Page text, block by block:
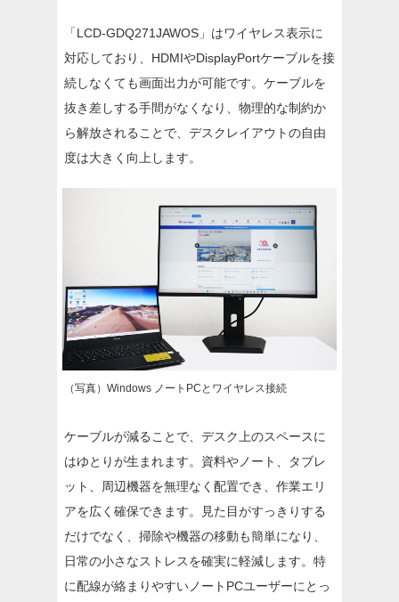
「LCD-GDQ271JAWOS」はワイヤレス表示に
対応しており、HDMIやDisplayPortケーブルを接
続しなくても画面出力が可能です。ケーブルを
抜き差しする手間がなくなり、物理的な制約か
ら解放されることで、デスクレイアウトの自由
度は大きく向上します。
（写真）Windows ノートPCとワイヤレス接続
ケーブルが減ることで、デスク上のスペースに
はゆとりが生まれます。資料やノート、タブレ
ット、周辺機器を無理なく配置でき、作業エリ
アを広く確保できます。見た目がすっきりする
だけでなく、掃除や機器の移動も簡単になり、
日常の小さなストレスを確実に軽減します。特
に配線が絡まりやすいノートPCユーザーにとっ